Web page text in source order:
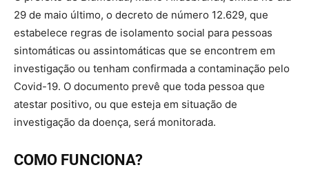
29 de maio último, o decreto de número 12.629, que
estabelece regras de isolamento social para pessoas
sintomáticas ou assintomáticas que se encontrem em
investigação ou tenham confirmada a contaminação pelo
Covid-19. O documento prevê que toda pessoa que
atestar positivo, ou que esteja em situação de
investigação da doença, será monitorada.
COMO FUNCIONA?